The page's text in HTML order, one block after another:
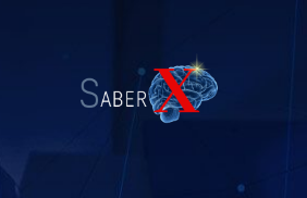
QUEM SOMOS
CURSOS
NOTÍCIAS
CONTATOS